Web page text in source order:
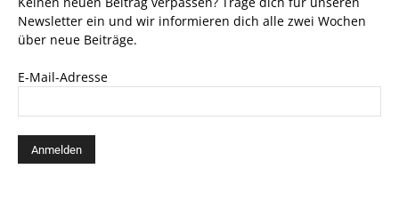
Newsletter ein und wir informieren dich alle zwei Wochen
über neue Beiträge.
E-Mail-Adresse